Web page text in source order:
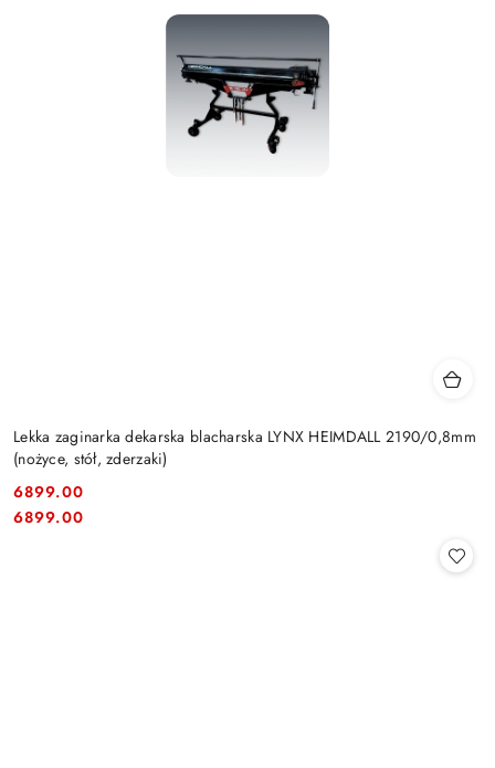
Lekka zaginarka dekarska blacharska LYNX HEIMDALL 2190/0,8mm
(nożyce, stół, zderzaki)
Cena:
6899.00
Cena:
6899.00